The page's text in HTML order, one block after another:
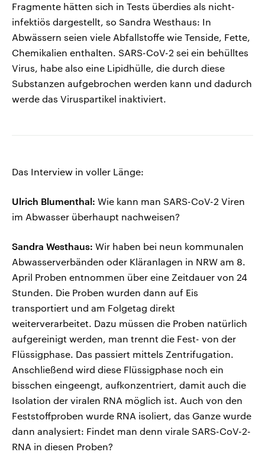
Fragmente hätten sich in Tests überdies als nicht-
infektiös dargestellt, so Sandra Westhaus: In
Abwässern seien viele Abfallstoffe wie Tenside, Fette,
Chemikalien enthalten. SARS-CoV-2 sei ein behülltes
Virus, habe also eine Lipidhülle, die durch diese
Substanzen aufgebrochen werden kann und dadurch
werde das Viruspartikel inaktiviert.
Das Interview in voller Länge:
Ulrich Blumenthal: Wie kann man SARS-CoV-2 Viren
im Abwasser überhaupt nachweisen?
Sandra Westhaus: Wir haben bei neun kommunalen
Abwasserverbänden oder Kläranlagen in NRW am 8.
April Proben entnommen über eine Zeitdauer von 24
Stunden. Die Proben wurden dann auf Eis
transportiert und am Folgetag direkt
weiterverarbeitet. Dazu müssen die Proben natürlich
aufgereinigt werden, man trennt die Fest- von der
Flüssigphase. Das passiert mittels Zentrifugation.
Anschließend wird diese Flüssigphase noch ein
bisschen eingeengt, aufkonzentriert, damit auch die
Isolation der viralen RNA möglich ist. Auch von den
Feststoffproben wurde RNA isoliert, das Ganze wurde
dann analysiert: Findet man denn virale SARS-CoV-2-
RNA in diesen Proben?